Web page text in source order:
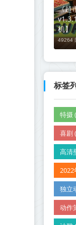
《超
机】
49264
标签
特摄
喜剧
高清
2022
独立
动作